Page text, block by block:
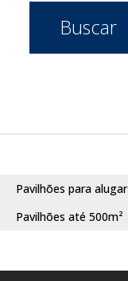
Buscar
Pavilhões para alugar
Pavilhões até 500m²